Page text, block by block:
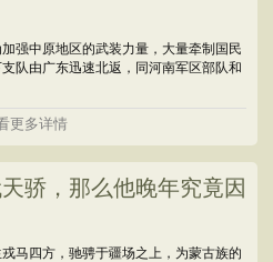
强中原地区的武装力量，大量牵制国民
队由广东迅速北返，同河南军区部队和
更多详情
骄，那么他晚年究竟因
马四方，驰骋于疆场之上，为蒙古族的